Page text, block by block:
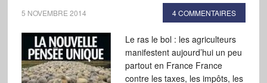
5 NOVEMBRE 2014 4 COMMENTAIRES
Le ras le bol : les agriculteurs
manifestent aujourd’hui un peu
partout en France France
contre les taxes, les impôts, les